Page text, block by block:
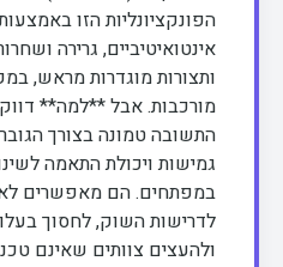
הפונקציונליות הזו
ותצורות מוגדרות מראש,
מורכבות. אבל **למה**
התשובה טמונה בצורך
גמישות ויכולת התאמה
במפתחים. הם מאפשרים
לדרישות השוק, לחסוך
ולהעצים צוותים שאינם